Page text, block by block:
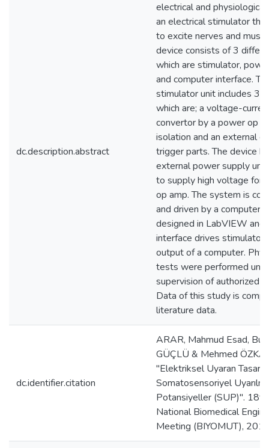
dc.description.abstract
electrical and
an electrical stimulator
to excite nerves and
device consists of 3
which are stimulator,
and computer interface.
stimulator unit includes 3
which are; a voltage-
convertor by a power op
isolation and an external
trigger parts. The device
external power supply
to supply high voltage for
op amp. The system is
and driven by a computer
designed in LabVIEW and
interface drives stimulator
output of a computer.
tests were performed
supervision of authorized
Data of this study is
literature data.
dc.identifier.citation
ARAR, Mahmud Esad,
GÜÇLÜ & Mehmed
"Elektriksel Uyaran
Somatosensoriyel
Potansiyeller (SUP)". 18th
National Biomedical
Meeting (BIYOMUT),